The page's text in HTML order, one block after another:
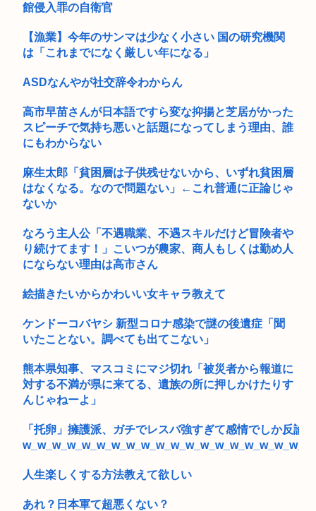
めっちゃカメレオン（めちゃかめ）、ハッカーがマップにマル
【画像】お姉ちゃん（21）高校生の弟と一緒にお風呂に入って
食
女子大生ってセクロスしてるくせに澄ました顔で授業受けてる
のは何故...
高齢になっても絶対に免許返納しない人、77年生きた結果、圧
倒的な...
館侵入罪の自衛官
【漁業】今年のサンマは少なく小さい 国の研究機関
は「これまでになく厳しい年になる」
ASDなんやが社交辞令わからん
高市早苗さんが日本語ですら変な抑揚と芝居がかった
スピーチで気持ち悪いと話題になってしまう理由、誰
にもわからない
麻生太郎「貧困層は子供残せないから、いずれ貧困層
はなくなる。なので問題ない」←これ普通に正論じゃ
ないか
なろう主人公「不遇職業、不遇スキルだけど冒険者や
り続けてます！」こいつが農家、商人もしくは勤め人
にならない理由は高市さん
絵描きたいからかわいい女キャラ教えて
ケンドーコバヤシ 新型コロナ感染で謎の後遺症「聞
いたことない。調べても出てこない」
熊本県知事、マスコミにマジ切れ「被災者から報道に
対する不満が県に来てる、遺族の所に押しかけたりす
んじゃねーよ」
「托卵」擁護派、ガチでレスバ強すぎて感情でしか反論
人生楽しくする方法教えて欲しい
あれ？日本軍て超悪くない？